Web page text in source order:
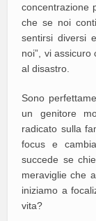
concentrazione
che se noi
sentirsi diversi
noi”, vi
al disastro.
Sono
un genitore
radicato sulla
focus e
succede se
meraviglie che
iniziamo a
vita?